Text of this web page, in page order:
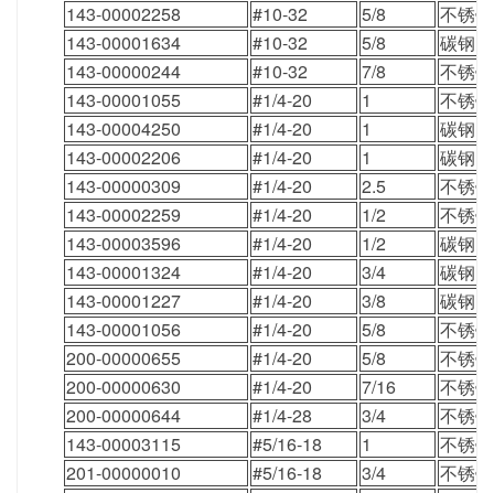
143-00002258
#10-32 5/8
不锈钢
143-00001634
#10-32 5/8
碳钢
143-00000244
#10-32 7/8
不锈钢
143-00001055
#1/4-20 1
不锈钢
143-00004250
#1/4-20 1
碳钢
143-00002206
#1/4-20 1
碳钢
143-00000309
#1/4-20 2.5
不锈钢
143-00002259
#1/4-20 1/2
不锈钢
143-00003596
#1/4-20 1/2
碳钢
143-00001324
#1/4-20 3/4
碳钢
143-00001227
#1/4-20 3/8
碳钢
143-00001056
#1/4-20 5/8
不锈钢
200-00000655
#1/4-20 5/8
不锈钢
200-00000630
#1/4-20 7/16
不锈钢
200-00000644
#1/4-28 3/4
不锈钢
143-00003115
#5/16-18 1
不锈钢
201-00000010
#5/16-18 3/4
不锈钢